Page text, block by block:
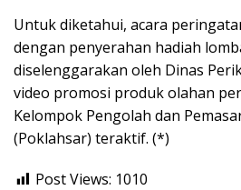
Untuk diketahui, acara
dengan penyerahan hadiah
diselenggarakan oleh Dinas
video promosi produk olahan
Kelompok Pengolah dan
(Poklahsar) teraktif. (*)
Post Views: 1010